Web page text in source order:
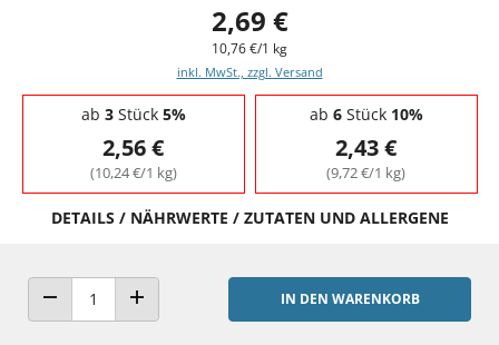
2,69 €
10,76 €/1 kg
inkl. MwSt., zzgl. Versand
Staffelpreise - Mengenrabatt
ab 3Stück 5%
2,56 €
(10,24 €/1 kg)
ab 6Stück 10%
2,43 €
(9,72 €/1 kg)
DETAILS / NÄHRWERTE / ZUTATEN UND ALLERGENE
ANZAHL VERRINGERNANZAHL ERHÖHEN
IN DEN WARENKORB